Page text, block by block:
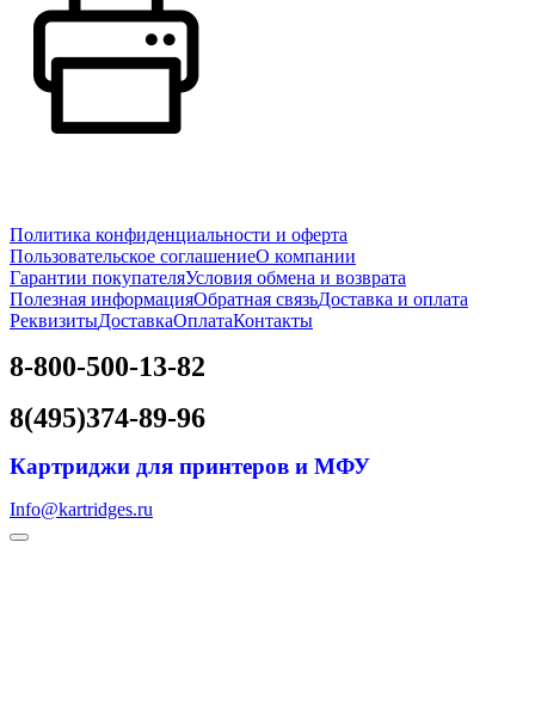
Политика конфиденциальности и оферта
Пользовательское соглашениеО компании
Гарантии покупателяУсловия обмена и возврата
Полезная информацияОбратная связьДоставка и оплата
РеквизитыДоставкаОплатаКонтакты
8-800-500-13-82
8(495)374-89-96
Картриджи для принтеров и МФУ
Info@kartridges.ru